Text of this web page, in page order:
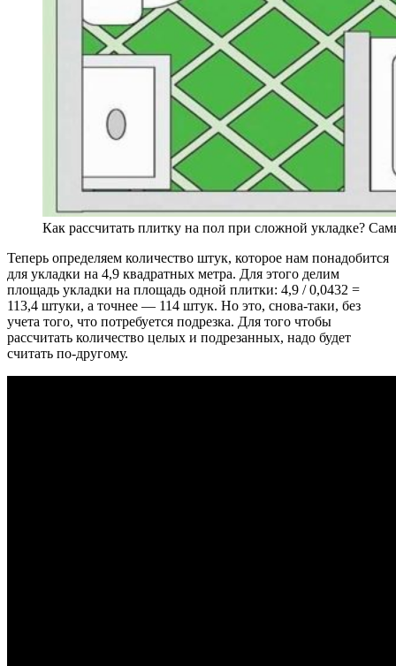
Как рассчитать плитку на пол при сложной укладке?
Теперь определяем количество штук, которое нам понадобится
для укладки на 4,9 квадратных метра. Для этого делим
площадь укладки на площадь одной плитки: 4,9 / 0,0432 =
113,4 штуки, а точнее — 114 штук. Но это, снова-таки, без
учета того, что потребуется подрезка. Для того чтобы
рассчитать количество целых и подрезанных, надо будет
считать по-другому.